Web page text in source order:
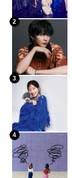
2
3
4